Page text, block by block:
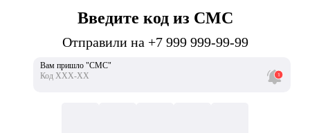
Введите код из СМС
Отправили на +7 999 999-99-99
Вам пришло "СМС"
Код ХХХ-ХХ